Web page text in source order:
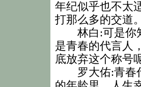
年纪似乎也不太
打那么多的交道
林白:可是你知
是青春的代言人
底放弃这个称号
罗大佑:青春代